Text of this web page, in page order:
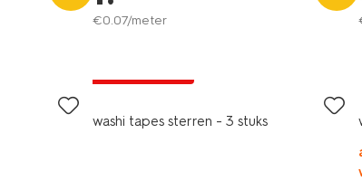
€0.07/meter
washi tapes sterren - 3 stuks